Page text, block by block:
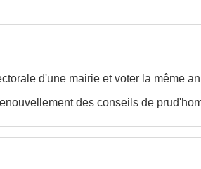
d'une mairie et voter la même
des conseils de